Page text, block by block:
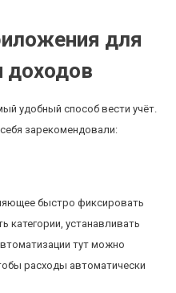
для
доходов
удобный способ вести учёт.
зарекомендовали:
быстро фиксировать
устанавливать
тут можно
расходы автоматически